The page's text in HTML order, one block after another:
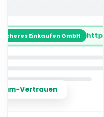
Sicheres Einkaufen GmbH
Vertrauen